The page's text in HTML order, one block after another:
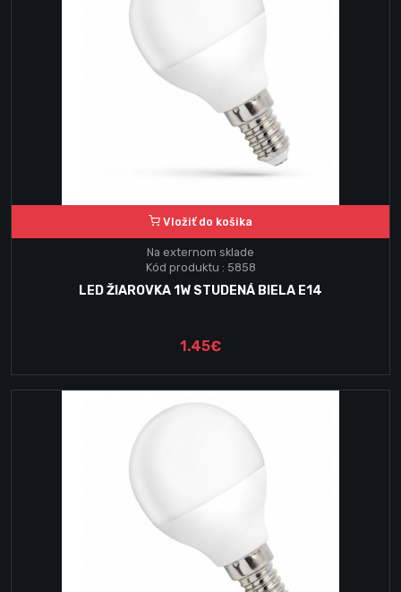
Vložiť do košika
Na externom sklade
Kód produktu : 5858
LED ŽIAROVKA 1W STUDENÁ BIELA E14
1.45€